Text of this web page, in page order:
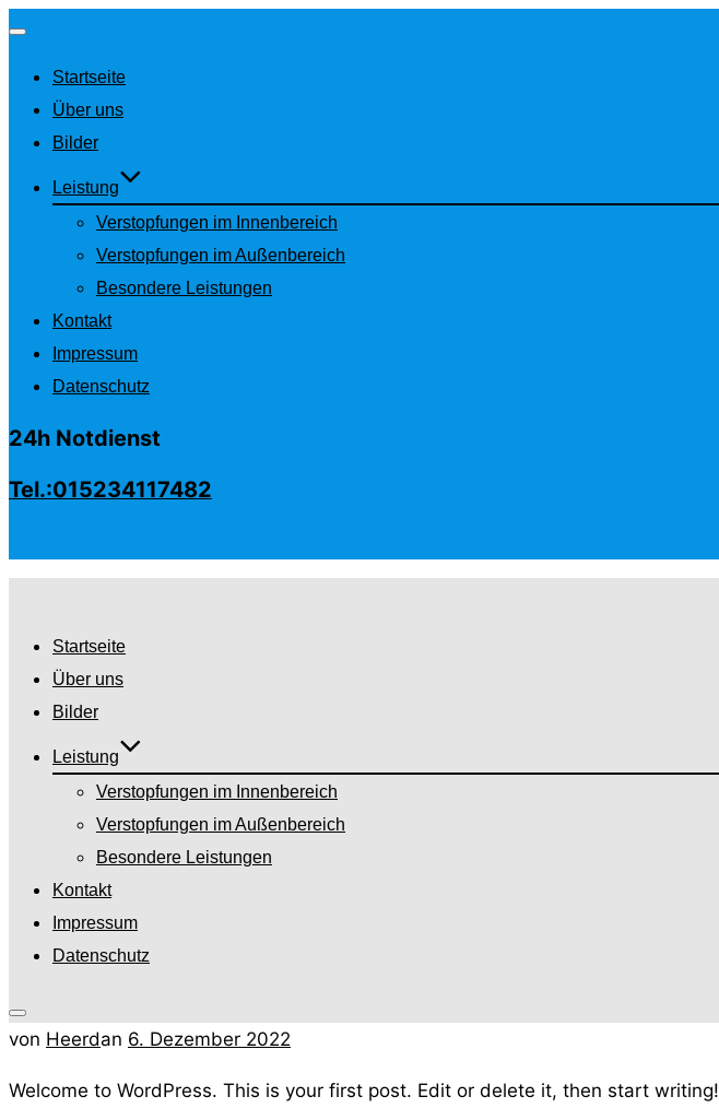
umschalten
Startseite
Über uns
Bilder
Leistung
Verstopfungen im Innenbereich
Verstopfungen im Außenbereich
Besondere Leistungen
Kontakt
Impressum
Datenschutz
24h Notdienst
Tel.:015234117482
springen
Startseite
Über uns
Bilder
Leistung
Verstopfungen im Innenbereich
Verstopfungen im Außenbereich
Besondere Leistungen
Kontakt
Impressum
Datenschutz
Seitenleiste
Navigation
von Heerdan Veröffentlicht
6. Dezember 2022
Welcome to WordPress. This is your first post. Edit or delete it, then start writing!